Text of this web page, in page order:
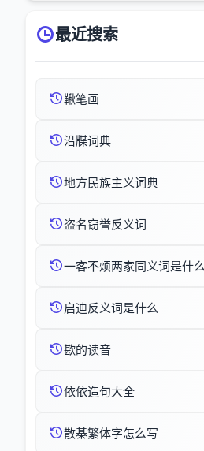
最近搜索
鞦笔画
沿牒词典
地方民族主义词典
盗名窃誉反义词
一客不烦两家同义词是什么
启迪反义词是什么
歁的读音
依依造句大全
散棊繁体字怎么写